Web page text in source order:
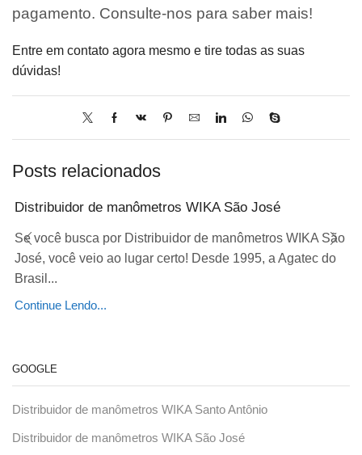
pagamento. Consulte-nos para saber mais!
Entre em contato agora mesmo e tire todas as suas
dúvidas!
Posts relacionados
Distribuidor de manômetros WIKA São José
Se você busca por Distribuidor de manômetros WIKA São
José, você veio ao lugar certo! Desde 1995, a Agatec do
Brasil...
Continue Lendo...
GOOGLE
Distribuidor de manômetros WIKA Santo Antônio
Distribuidor de manômetros WIKA São José